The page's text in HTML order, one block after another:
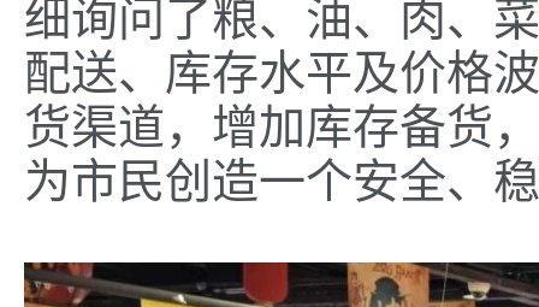
细询问了粮、油、肉、
配送、库存水平及价格
货渠道，增加库存备货
为市民创造一个安全、